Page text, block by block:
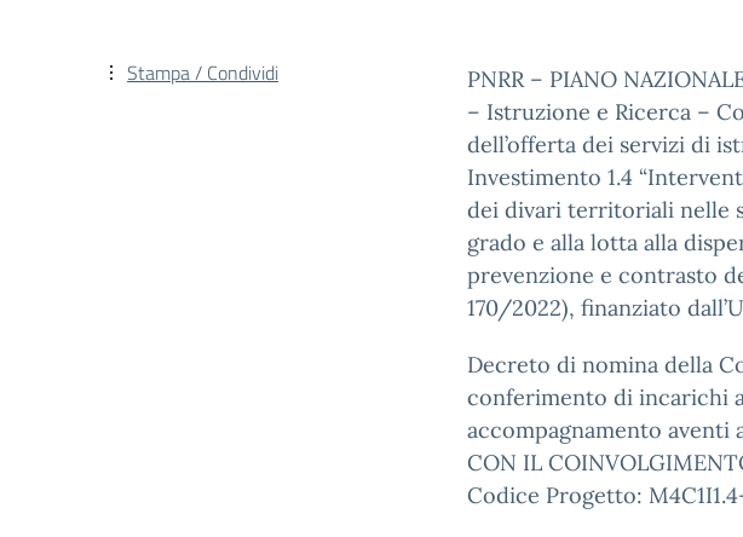
PNRR – PIANO
– Istruzione e Ricerca –
dell’offerta dei servizi di
Investimento 1.4
dei divari territoriali nelle
grado e alla lotta alla
prevenzione e contrasto
170/2022), finanziato
Decreto di nomina della
conferimento di incarichi
accompagnamento aventi
CON IL
Codice Progetto:
Stampa / Condividi